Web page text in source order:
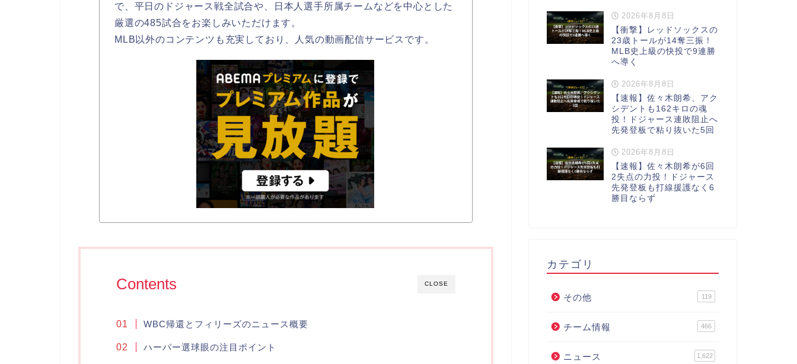
で、平日のドジャース戦全試合や、日本人選手所属チームなどを中心とした
厳選の485試合をお楽しみいただけます。
MLB以外のコンテンツも充実しており、人気の動画配信サービスです。
CLOSE
Contents
WBC帰還とフィリーズのニュース概要
ハーパー選球眼の注目ポイント
2026年8月8日
【衝撃】レッドソックスの
23歳トールが14奪三振！
MLB史上級の快投で9連勝
へ導く
2026年8月8日
【速報】佐々木朗希、アク
シデントも162キロの魂
投！ドジャース連敗阻止へ
先発登板で粘り抜いた5回
2026年8月8日
【速報】佐々木朗希が6回
2失点の力投！ドジャース
先発登板も打線援護なく6
勝目ならず
カテゴリ
その他 119
チーム情報 466
ニュース 1,622